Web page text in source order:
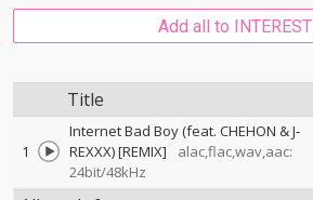
Add all to INTEREST
Title
1
Internet Bad Boy (feat. CHEHON & J‐
REXXX) [REMIX]
alac,flac,wav,aac:
24bit/48kHz